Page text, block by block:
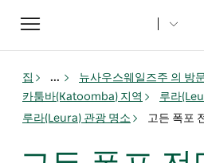
Toggle
navigation
집 ... 뉴사우스웨일즈주 의 방
카툼바(Katoomba) 지역
루라
루라(Leura) 관광 명소